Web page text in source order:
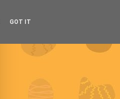
GOT IT